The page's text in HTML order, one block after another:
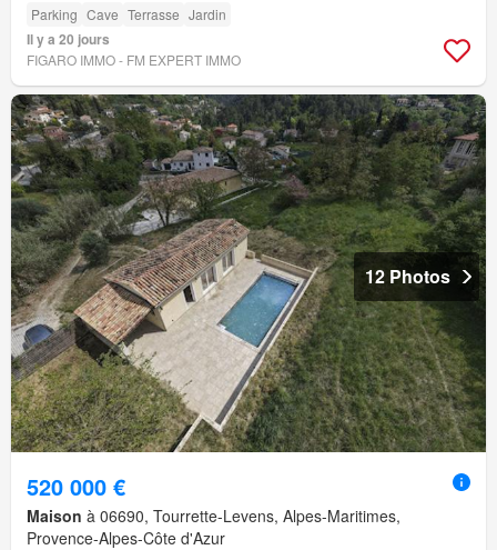
Parking Cave Terrasse Jardin
Il y a 20 jours
FIGARO IMMO - FM EXPERT IMMO
12 Photos
520 000 €
Maison à 06690, Tourrette-Levens, Alpes-Maritimes,
Provence-Alpes-Côte d'Azur